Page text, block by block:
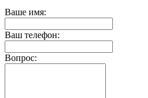
Ваше имя:
Ваш телефон:
Вопрос: